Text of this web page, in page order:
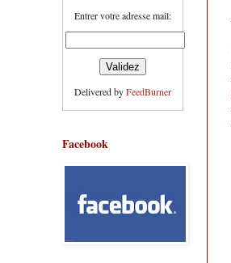
Entrer votre adresse mail:
Delivered byFeedBurner
Facebook